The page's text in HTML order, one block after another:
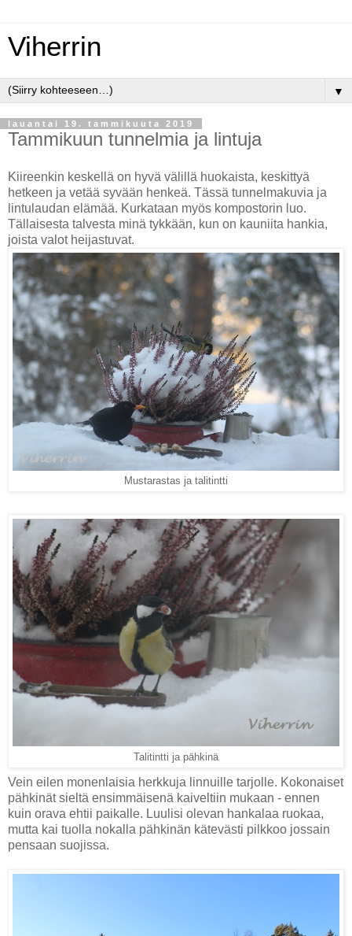
Viherrin
▼
lauantai 19. tammikuuta 2019
Tammikuun tunnelmia ja lintuja
Kiireenkin keskellä on hyvä välillä huokaista, keskittyä
hetkeen ja vetää syvään henkeä. Tässä tunnelmakuvia ja
lintulaudan elämää. Kurkataan myös kompostorin luo.
Tällaisesta talvesta minä tykkään, kun on kauniita hankia,
joista valot heijastuvat.
Mustarastas ja talitintti
Talitintti ja pähkinä
Vein eilen monenlaisia herkkuja linnuille tarjolle. Kokonaiset
pähkinät sieltä ensimmäisenä kaiveltiin mukaan - ennen
kuin orava ehtii paikalle. Luulisi olevan hankalaa ruokaa,
mutta kai tuolla nokalla pähkinän kätevästi pilkkoo jossain
pensaan suojissa.